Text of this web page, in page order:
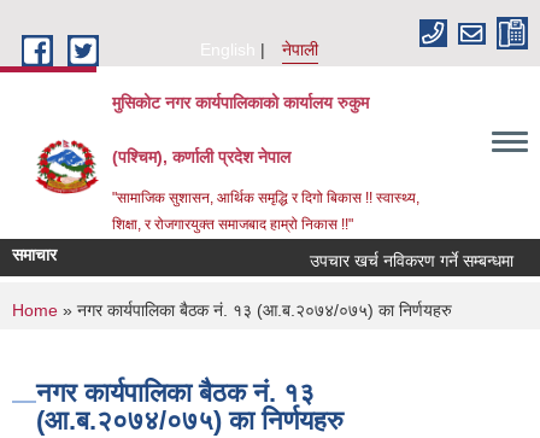
English
नेपाली
मुसिकोट नगर कार्यपालिकाको कार्यालय रुकुम
(पश्चिम), कर्णाली प्रदेश नेपाल
"सामाजिक सुशासन, आर्थिक समृद्धि र दिगो बिकास !! स्वास्थ्य,
शिक्षा, र रोजगारयुक्त समाजबाद हाम्रो निकास !!"
समाचार उपचार खर्च नविकरण गर्ने सम्बन्धमा
You are here
Home » नगर कार्यपालिका बैठक नं. १३ (आ.ब.२०७४/०७५) का निर्णयहरु
नगर कार्यपालिका बैठक नं. १३
(आ.ब.२०७४/०७५) का निर्णयहरु